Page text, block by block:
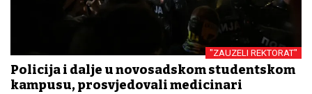
"ZAUZELI REKTORAT"
Policija i dalje u novosadskom studentskom
kampusu, prosvjedovali medicinari